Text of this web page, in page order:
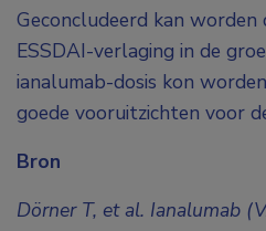
Geconcludeerd kan
ESSDAI-verlaging in de
ianalumab-dosis kon
goede vooruitzichten voor
Bron
Dörner T, et al. Ianalumab